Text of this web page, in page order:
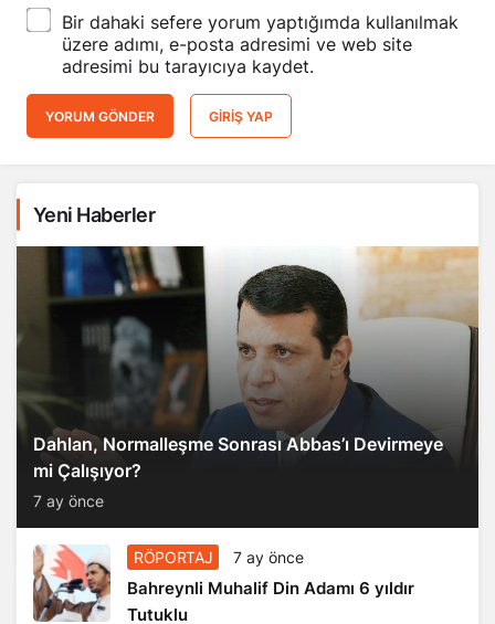
Bir dahaki sefere yorum yaptığımda kullanılmak
üzere adımı, e-posta adresimi ve web site
adresimi bu tarayıcıya kaydet.
YORUM GÖNDER GIRIŞ YAP
Yeni Haberler
Dahlan, Normalleşme Sonrası Abbas’ı Devirmeye
mi Çalışıyor?
7 ay önce
RÖPORTAJ 7 ay önce
Bahreynli Muhalif Din Adamı 6 yıldır
Tutuklu